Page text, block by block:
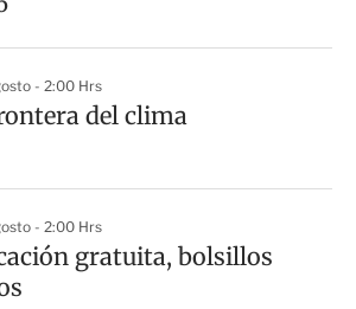
- 2:00 Hrs
del clima
- 2:00 Hrs
gratuita, bolsillos